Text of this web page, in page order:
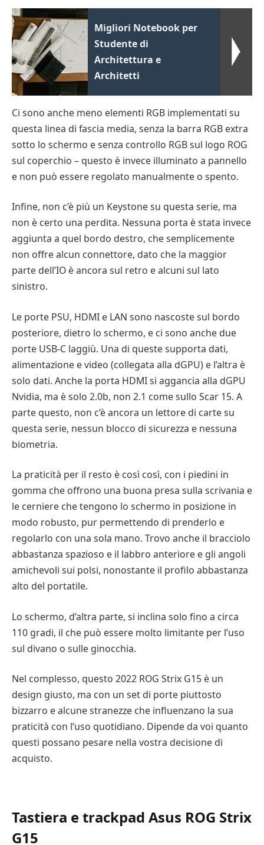
Migliori Notebook per
Studente di
Architettura e
Architetti
Ci sono anche meno elementi RGB implementati su
questa linea di fascia media, senza la barra RGB extra
sotto lo schermo e senza controllo RGB sul logo ROG
sul coperchio – questo è invece illuminato a pannello
e non può essere regolato manualmente o spento.
Infine, non c’è più un Keystone su questa serie, ma
non è certo una perdita. Nessuna porta è stata invece
aggiunta a quel bordo destro, che semplicemente
non offre alcun connettore, dato che la maggior
parte dell’IO è ancora sul retro e alcuni sul lato
sinistro.
Le porte PSU, HDMI e LAN sono nascoste sul bordo
posteriore, dietro lo schermo, e ci sono anche due
porte USB-C laggiù. Una di queste supporta dati,
alimentazione e video (collegata alla dGPU) e l’altra è
solo dati. Anche la porta HDMI si aggancia alla dGPU
Nvidia, ma è solo 2.0b, non 2.1 come sullo Scar 15. A
parte questo, non c’è ancora un lettore di carte su
questa serie, nessun blocco di sicurezza e nessuna
biometria.
La praticità per il resto è così così, con i piedini in
gomma che offrono una buona presa sulla scrivania e
le cerniere che tengono lo schermo in posizione in
modo robusto, pur permettendo di prenderlo e
regolarlo con una sola mano. Trovo anche il bracciolo
abbastanza spazioso e il labbro anteriore e gli angoli
amichevoli sui polsi, nonostante il profilo abbastanza
alto del portatile.
Lo schermo, d’altra parte, si inclina solo fino a circa
110 gradi, il che può essere molto limitante per l’uso
sul divano o sulle ginocchia.
Nel complesso, questo 2022 ROG Strix G15 è un
design giusto, ma con un set di porte piuttosto
bizzarro e alcune stranezze che influenzano la sua
praticità con l’uso quotidiano. Dipende da voi quanto
questi possano pesare nella vostra decisione di
acquisto.
Tastiera e trackpad Asus ROG Strix
G15